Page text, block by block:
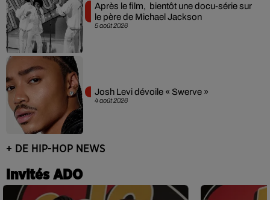
5 août 2026
Après le film, bientôt une docu-série sur
le père de Michael Jackson
4 août 2026
Josh Levi dévoile « Swerve »
+ DE HIP-HOP NEWS
Invités ADO